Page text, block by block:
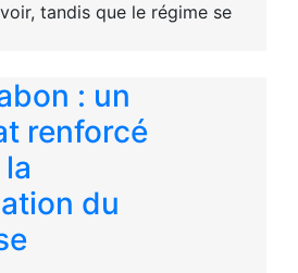
tandis que le régime se
: un
renforcé
du